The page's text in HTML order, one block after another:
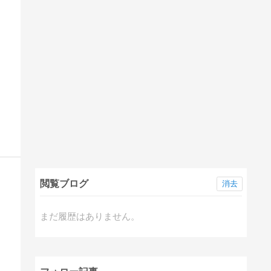
閲覧ブログ
まだ履歴はありません。
消去